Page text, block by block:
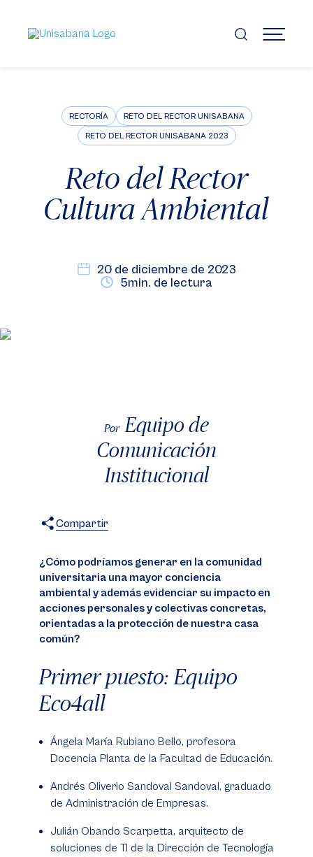
contenido
principal
MENÚ
RECTORÍA RETO DEL RECTOR UNISABANA
RETO DEL RECTOR UNISABANA 2023
Reto del Rector
Cultura Ambiental
20 de diciembre de 2023
5min. de lectura
Por Equipo de
Comunicación
Institucional
Compartir
¿Cómo podríamos generar en la comunidad
universitaria una mayor conciencia
ambiental y además evidenciar su impacto en
acciones personales y colectivas concretas,
orientadas a la protección de nuestra casa
común?
Primer puesto: Equipo
Eco4all
Ángela María Rubiano Bello, profesora
Docencia Planta de la Facultad de Educación.
Andrés Oliverio Sandoval Sandoval, graduado
de Administración de Empresas.
Julián Obando Scarpetta, arquitecto de
soluciones de TI de la Dirección de Tecnología